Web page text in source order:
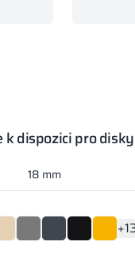
k dispozici pro
18 mm